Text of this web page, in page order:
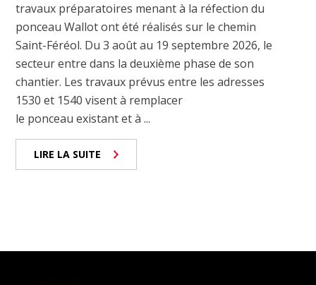
travaux préparatoires menant à la réfection du
ponceau Wallot ont été réalisés sur le chemin
Saint-Féréol. Du 3 août au 19 septembre 2026, le
secteur entre dans la deuxième phase de son
chantier. Les travaux prévus entre les adresses
1530 et 1540 visent à remplacer
le ponceau existant et à ...
LIRE LA SUITE